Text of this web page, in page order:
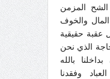
الشح المزمن
والخوف
حقيقية
الذي نحن
بالله
وفقدنا